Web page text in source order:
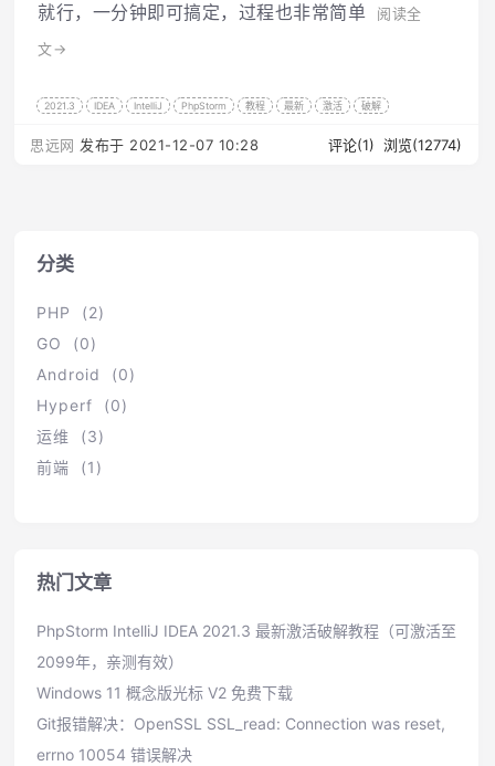
就行，一分钟即可搞定，过程也非常简单
阅读全
文→
2021.3 IDEA IntelliJ PhpStorm 教程 最新 激活 破解
思远网 发布于 2021-12-07 10:28 评论(1) 浏览(12774)
分类
PHP (2)
GO (0)
Android (0)
Hyperf (0)
运维 (3)
前端 (1)
热门文章
PhpStorm IntelliJ IDEA 2021.3 最新激活破解教程（可激活至
2099年，亲测有效）
Windows 11 概念版光标 V2 免费下载
Git报错解决：OpenSSL SSL_read: Connection was reset,
errno 10054 错误解决